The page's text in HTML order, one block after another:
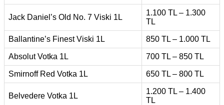
Jack Daniel’s Old No. 7 Viski 1L
1.100 TL – 1.300
TL
Ballantine’s Finest Viski 1L 850 TL – 1.000 TL
Absolut Votka 1L 700 TL – 850 TL
Smirnoff Red Votka 1L 650 TL – 800 TL
Belvedere Votka 1L
1.200 TL – 1.400
TL